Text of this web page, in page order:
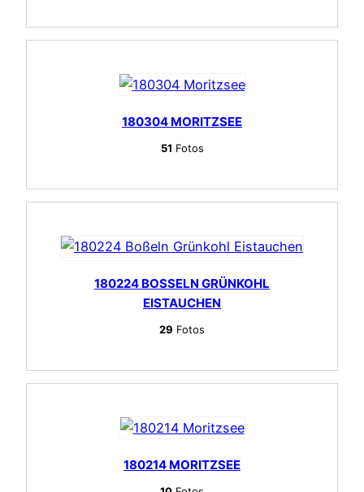
180304 MORITZSEE
51 Fotos
180224 BOSSELN GRÜNKOHL E
ISTAUCHEN
29 Fotos
180214 MORITZSEE